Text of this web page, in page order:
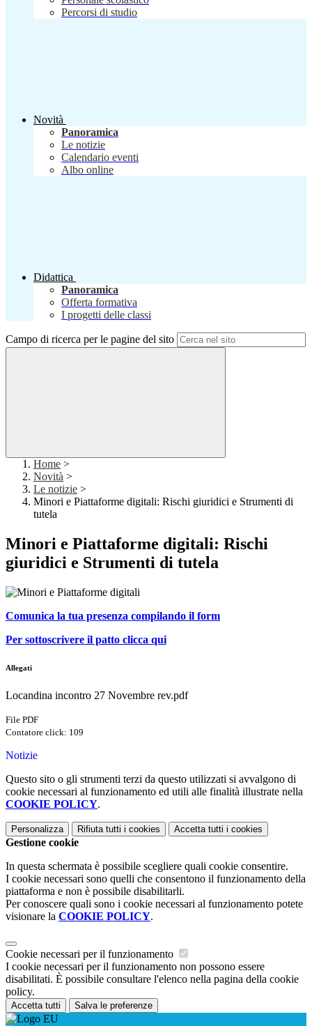
Percorsi di studio
Novità
Panoramica
Le notizie
Calendario eventi
Albo online
Didattica
Panoramica
Offerta formativa
I progetti delle classi
Campo di ricerca per le pagine del sito
Home >
Novità >
Le notizie >
Minori e Piattaforme digitali: Rischi giuridici e Strumenti di
tutela
Minori e Piattaforme digitali: Rischi
giuridici e Strumenti di tutela
Comunica la tua presenza compilando il form
Per sottoscrivere il patto clicca qui
Allegati
Locandina incontro 27 Novembre rev.pdf
File PDF
Contatore click: 109
Notizie
Questo sito o gli strumenti terzi da questo utilizzati si avvalgono di
cookie necessari al funzionamento ed utili alle finalità illustrate nella
COOKIE POLICY.
Personalizza Rifiuta tutti i cookies Accetta tutti i cookies
Gestione cookie
In questa schermata è possibile scegliere quali cookie consentire.
I cookie necessari sono quelli che consentono il funzionamento della
piattaforma e non è possibile disabilitarli.
Per conoscere quali sono i cookie necessari al funzionamento potete
visionare la COOKIE POLICY.
Cookie necessari per il funzionamento
I cookie necessari per il funzionamento non possono essere
disabilitati. È possibile consultare l'elenco nella pagina della cookie
policy.
Accetta tutti Salva le preferenze